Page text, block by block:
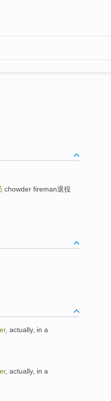
chowder fireman退役
, actually, in a
, actually, in a